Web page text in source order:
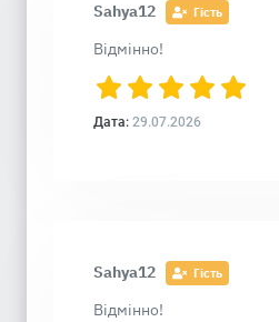
Sahya12 Гість
Відмінно!
Дата: 29.07.2026
Sahya12 Гість
Відмінно!